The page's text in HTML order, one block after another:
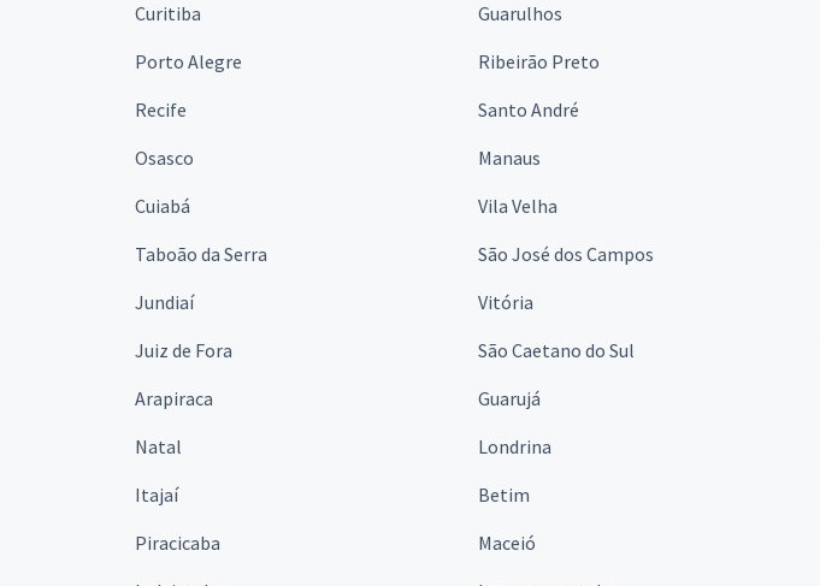
Curitiba
Guarulhos
Porto Alegre
Ribeirão Preto
Recife
Santo André
Osasco
Manaus
Cuiabá
Vila Velha
Taboão da Serra
São José dos Campos
Jundiaí
Vitória
Juiz de Fora
São Caetano do Sul
Arapiraca
Guarujá
Natal
Londrina
Itajaí
Betim
Piracicaba
Maceió